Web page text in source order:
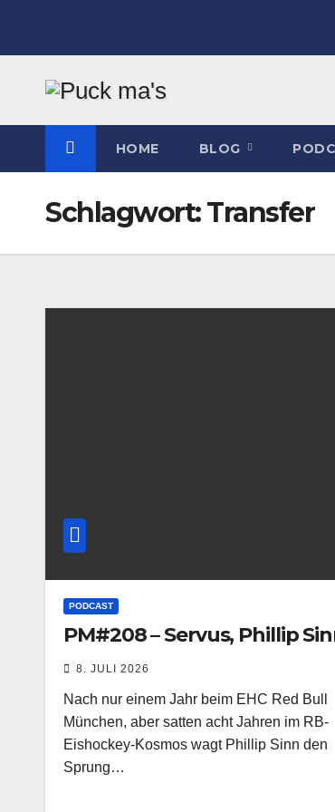
HOME BLOG
Schlagwort:Transfer
PODCAST
PM#208 – Servus, Phillip
8. JULI 2026
Nach nur einem Jahr beim EHC Red Bull
München, aber satten acht Jahren im RB-
Eishockey-Kosmos wagt Phillip Sinn den
Sprung…